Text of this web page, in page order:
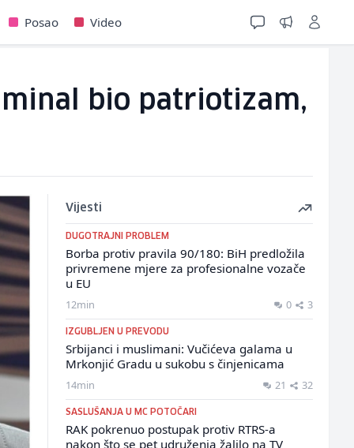
Posao Video
bio patriotizam,
Vijesti
DUGOTRAJNI PROBLEM
Borba protiv pravila 90/180: BiH predložila
privremene mjere za profesionalne vozače
u EU
12min 0 3
IZGUBLJEN U PREVODU
Srbijanci i muslimani: Vučićeva galama u
Mrkonjić Gradu u sukobu s činjenicama
14min 21 32
SASLUŠANJA U MC POTOČARI
RAK pokrenuo postupak protiv RTRS-a
nakon što se pet udruženja žalilo na TV